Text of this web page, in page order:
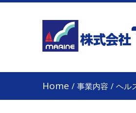
Home / 事業内容 / ヘル